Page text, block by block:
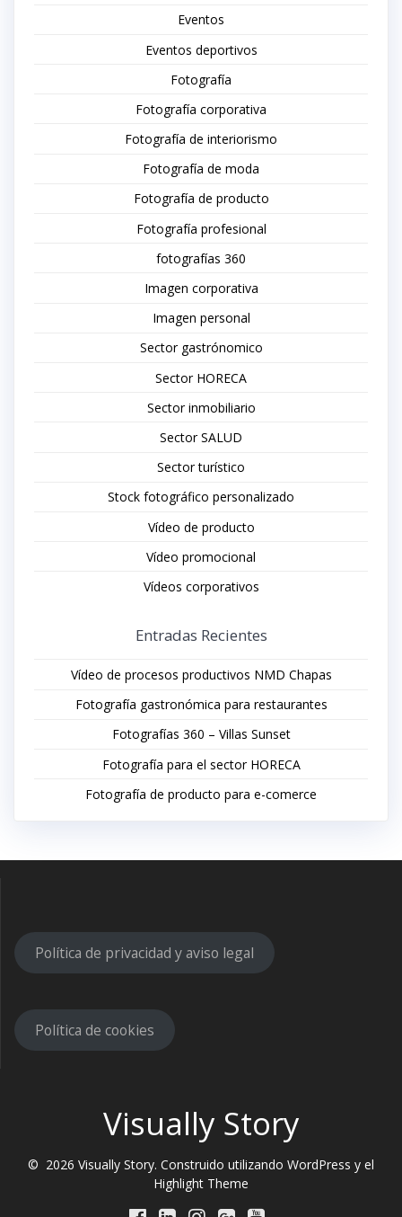
Eventos
Eventos deportivos
Fotografía
Fotografía corporativa
Fotografía de interiorismo
Fotografía de moda
Fotografía de producto
Fotografía profesional
fotografías 360
Imagen corporativa
Imagen personal
Sector gastrónomico
Sector HORECA
Sector inmobiliario
Sector SALUD
Sector turístico
Stock fotográfico personalizado
Vídeo de producto
Vídeo promocional
Vídeos corporativos
Entradas Recientes
Vídeo de procesos productivos NMD Chapas
Fotografía gastronómica para restaurantes
Fotografías 360 – Villas Sunset
Fotografía para el sector HORECA
Fotografía de producto para e-comerce
Política de privacidad y aviso legal
Política de cookies
Visually Story
© 2026 Visually Story. Construido utilizando WordPress y el
Highlight Theme